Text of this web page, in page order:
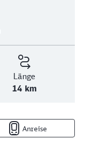
Länge
14 km
Anreise